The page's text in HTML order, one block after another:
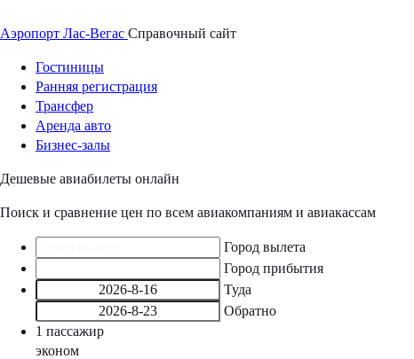
Аэропорт Лас-Вегас Справочный сайт
Гостиницы
Ранняя регистрация
Трансфер
Аренда авто
Бизнес-залы
Дешевые авиабилеты онлайн
Поиск и сравнение цен по всем авиакомпаниям и авиакассам
Город вылета
Город прибытия
Туда
Обратно
1 пассажир
эконом